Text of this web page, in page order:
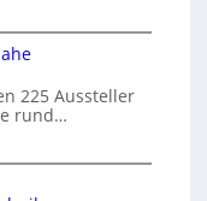
225 Aussteller
rund…